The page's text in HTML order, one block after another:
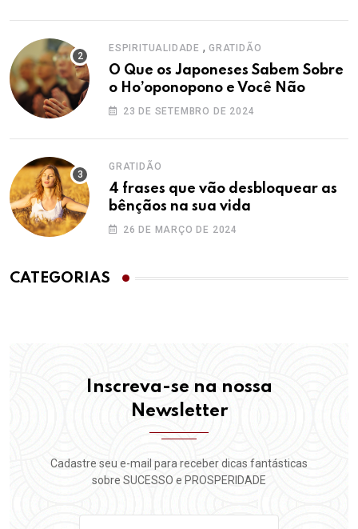
ESPIRITUALIDADE , GRATIDÃO
O Que os Japoneses Sabem Sobre
o Ho’oponopono e Você Não
23 DE SETEMBRO DE 2024
GRATIDÃO
4 frases que vão desbloquear as
bênçãos na sua vida
26 DE MARÇO DE 2024
CATEGORIAS
Inscreva-se na nossa
Newsletter
Cadastre seu e-mail para receber dicas fantásticas
sobre SUCESSO e PROSPERIDADE